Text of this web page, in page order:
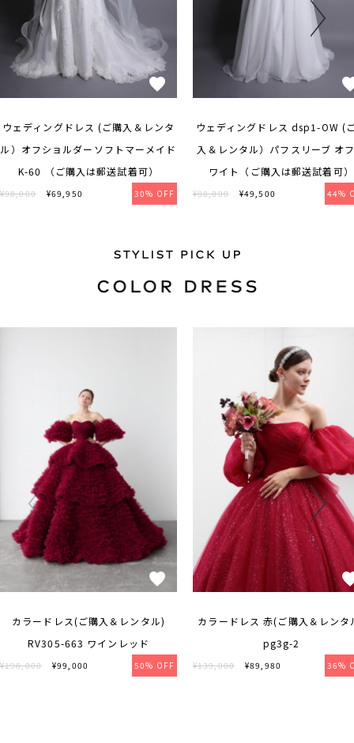
ウェディングドレス (ご購入＆レンタ
ル）オフショルダーソフトマーメイド
K-60 （ご購入は郵送試着可）
¥98,000 ¥69,950 30% OFF
ウェディングドレス dsp1-OW (
入＆レンタル）パフスリーブ オ
ワイト（ご購入は郵送試着可）
¥88,000 ¥49,500 44%
カラードレス(ご購入＆レンタル)
RV305-663 ワインレッド
¥198,000 ¥99,000 50% OFF
カラードレス 赤(ご購入＆レンタ
pg3g-2
¥139,000 ¥89,980 36%